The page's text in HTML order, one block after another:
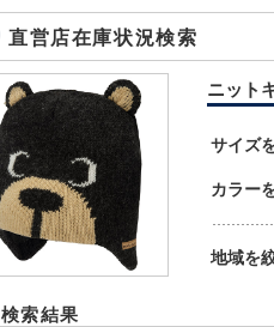
直営店在庫状況検索
ニット
サイズ
カラー
地域を
検索結果